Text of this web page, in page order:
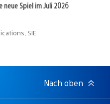
neue Spiel im Juli 2026
SIE
Nach oben